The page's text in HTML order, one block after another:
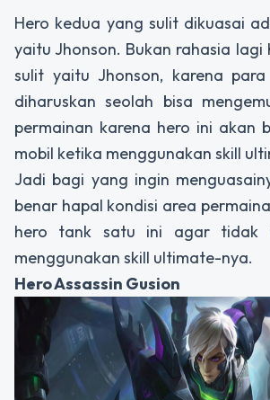
Hero kedua yang sulit dikuasai
yaitu Jhonson. Bukan rahasia lagi
sulit yaitu Jhonson, karena
diharuskan seolah bisa
permainan karena hero ini akan
mobil ketika menggunakan skill
Jadi bagi yang ingin
benar hapal kondisi area
hero tank satu ini agar tidak
menggunakan skill ultimate-nya.
Hero Assassin Gusion